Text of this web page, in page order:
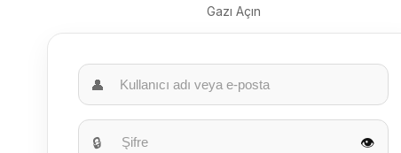
Gazı Açın
👤
🔒 👁️